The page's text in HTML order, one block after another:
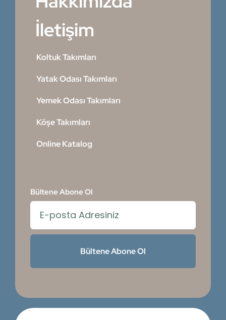
İletişim
Koltuk Takımları
Yatak Odası Takımları
Yemek Odası Takımları
Köşe Takımları
Online Katalog
Bültene Abone Ol
Bültene Abone Ol